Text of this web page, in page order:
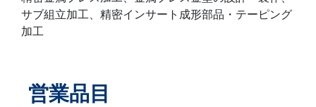
サブ組立加工、精密インサート成形部品・テーピング
加工
営業品目